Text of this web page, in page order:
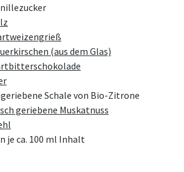
(aus dem Glas)
Schale von Bio-Zitrone
geriebene Muskatnuss
je ca. 100 ml Inhalt